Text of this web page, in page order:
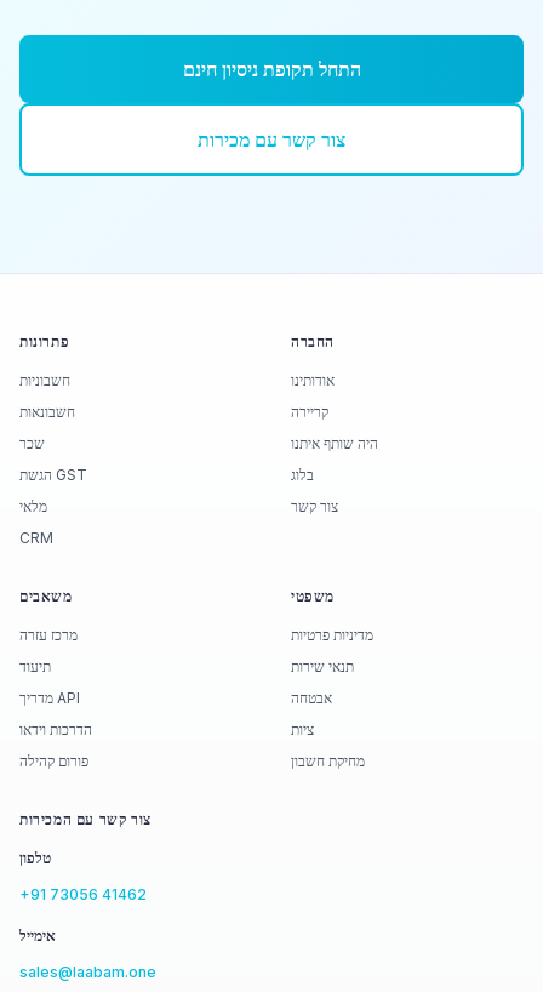
התחל תקופת ניסיון חינם
צור קשר עם מכירות
פתרונות
חשבוניות
חשבונאות
שכר
הגשת GST
מלאי
CRM
החברה
אודותינו
קריירה
היה שותף איתנו
בלוג
צור קשר
משאבים
מרכז עזרה
תיעוד
מדריך API
הדרכות וידאו
פורום קהילה
משפטי
מדיניות פרטיות
תנאי שירות
אבטחה
ציות
מחיקת חשבון
צור קשר עם המכירות
טלפון
+91 73056 41462
אימייל
sales@laabam.one